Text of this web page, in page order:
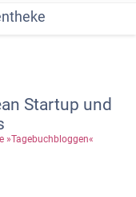
Startup und
»Tagebuchbloggen«